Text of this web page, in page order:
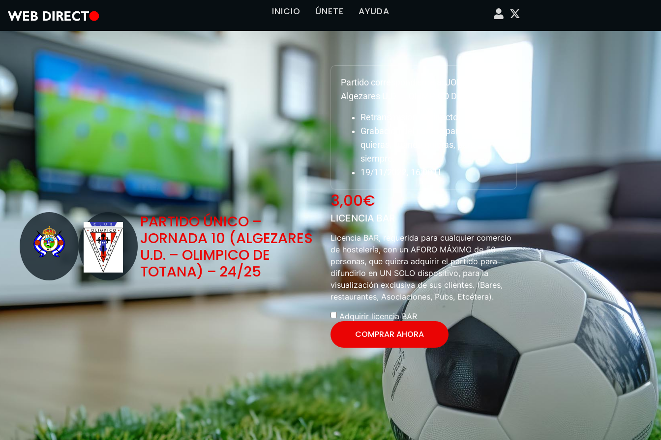
INICIO ÚNETE AYUDA
PARTIDO ÚNICO –
JORNADA 10 (ALGEZARES
U.D. – OLIMPICO DE
TOTANA) – 24/25
Partido correspondiente a: JORNADA 10,
Algezares U.D. – OLIMPICO DE TOTANA
Retransmisión en directo.
Grabación del partido para ver como
quieras, cuando quieras, para
siempre.
19/11/2022, 16:00 H
3,00€
LICENCIA BAR
Licencia BAR, requerida para cualquier comercio
de hostelería, con un AFORO MÁXIMO de 50
personas, que quiera adquirir el partido para
difundirlo en UN SOLO dispositivo, para la
visualización exclusiva de sus clientes. (Bares,
restaurantes, Asociaciones, Pubs, Etcétera).
Adquirir licencia BAR
COMPRAR AHORA